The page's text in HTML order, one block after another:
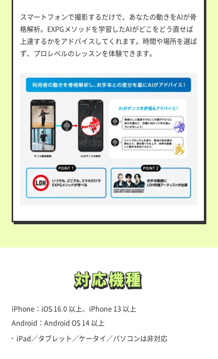
スマートフォンで撮影するだけで、あなたの動きをAIが骨
格解析。EXPGメソッドを学習したAIがどこをどう直せば
上達するかをアドバイスしてくれます。時間や場所を選ば
ず、プロレベルのレッスンを体験できます。
対応機種
対応機種
iPhone：iOS 16.0 以上、iPhone 13 以上
Android：Android OS 14 以上
iPad／タブレット／ケータイ／パソコンは非対応